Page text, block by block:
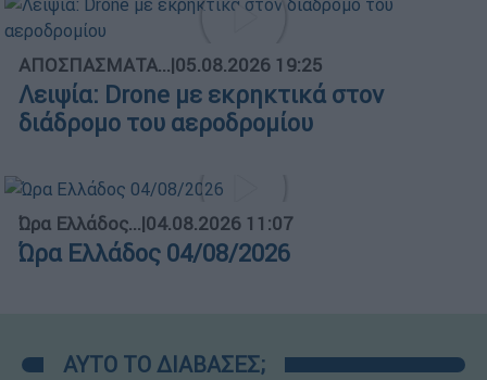
ΑΠΟΣΠΑΣΜΑΤΑ...|05.08.2026 19:25
Λειψία: Drone με εκρηκτικά στον
διάδρομο του αεροδρομίου
Ώρα Ελλάδος...|04.08.2026 11:07
Ώρα Ελλάδος 04/08/2026
ΑΥΤΟ ΤΟ ΔΙΑΒΑΣΕΣ;